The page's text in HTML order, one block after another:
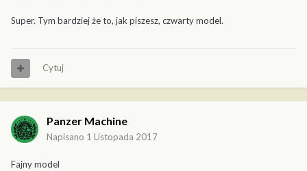
Super. Tym bardziej że to, jak piszesz, czwarty model.
Cytuj
Panzer Machine
Napisano 1 Listopada 2017
Fajny model